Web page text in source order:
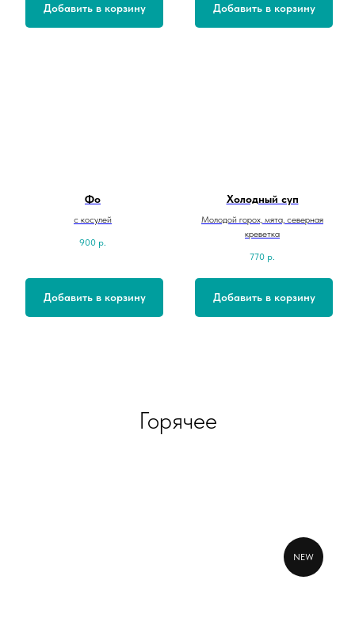
Добавить в корзину Добавить в корзину
Фо
с косулей
900 р.
Добавить в корзину
Холодный суп
Молодой горох, мята, северная
креветка
770 р.
Добавить в корзину
Горячее
NEW